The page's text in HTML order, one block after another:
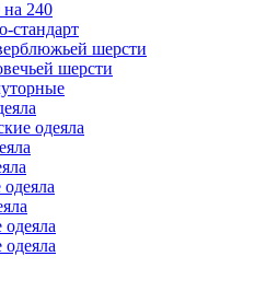
на 240
стандарт
шерсти
шерсти
одеяла